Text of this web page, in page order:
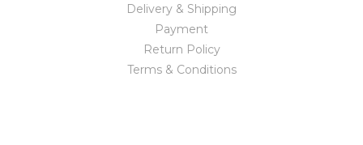
Delivery & Shipping
Payment
Return Policy
Terms & Conditions